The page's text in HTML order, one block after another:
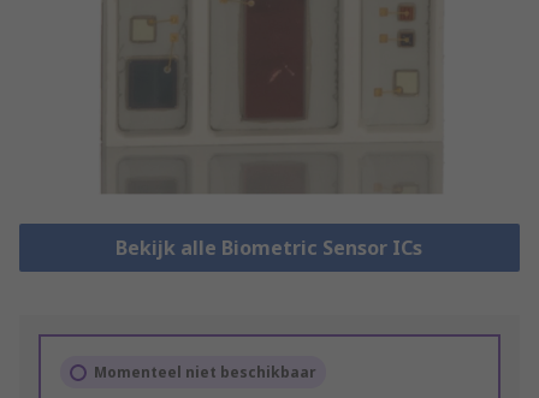
Bekijk alle Biometric Sensor ICs
Momenteel niet beschikbaar